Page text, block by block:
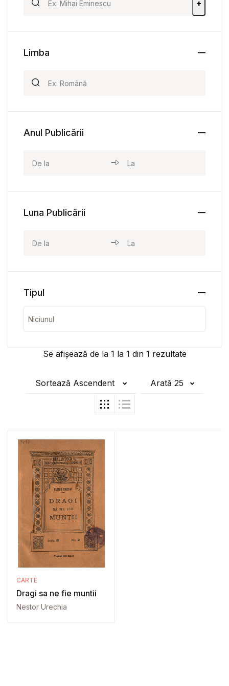
Se afișează de la 1 la 1 din 1 rezultate
Sortează Ascendent Arată 25
CARTE
Dragi sa ne fie muntii
Nestor Urechia
+
Limba
Anul Publicării
Luna Publicării
Tipul